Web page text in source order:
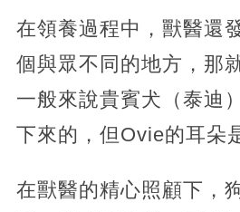
在領養過程中，獸醫還
個與眾不同的地方，那
一般來說貴賓犬（泰迪
下來的，但Ovie的耳朵
在獸醫的精心照顧下，